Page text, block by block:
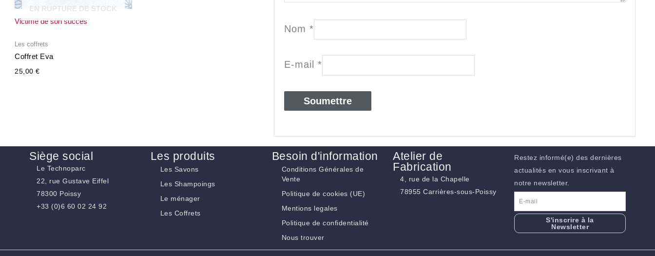
EN RUPTURE DE STOCK
Victime de son succès
Les coffrets
Coffret Eva
25,00 €
Nom *
E-mail *
Siège social
Le Technoparc
22, rue Gustave Eiffel
78300 Poissy
+33 (0)6 60 02 24 92
Les produits
Les Savons
Les Shampoings
Le ménager
Les Coffrets
Besoin d'information
Conditions Générales de
Vente
Politique de cookies (UE)
Mentions legales
Politique de confidentialité
Nous trouver
Atelier de
Fabrication
4, rue de la Chapelle
78955 Carrières-sous-Poissy
Restez informé(e) des dernières
actualités en vous inscrivant à
notre newsletter.
S'inscrire à la
Newsletter